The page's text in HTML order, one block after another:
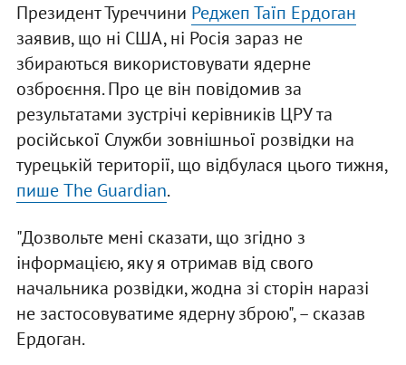
Президент Туреччини Реджеп Таїп Ердоган
заявив, що ні США, ні Росія зараз не
збираються використовувати ядерне
озброєння. Про це він повідомив за
результатами зустрічі керівників ЦРУ та
російської Служби зовнішньої розвідки на
турецькій території, що відбулася цього тижня,
пише The Guardian.
"Дозвольте мені сказати, що згідно з
інформацією, яку я отримав від свого
начальника розвідки, жодна зі сторін наразі
не застосовуватиме ядерну зброю", – сказав
Ердоган.